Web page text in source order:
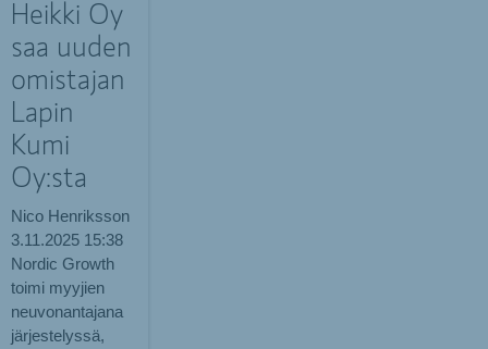
Heikki Oy
saa uuden
omistajan
Lapin
Kumi
Oy:sta
Nico Henriksson
3.11.2025 15:38
Nordic Growth
toimi myyjien
neuvonantajana
järjestelyssä,